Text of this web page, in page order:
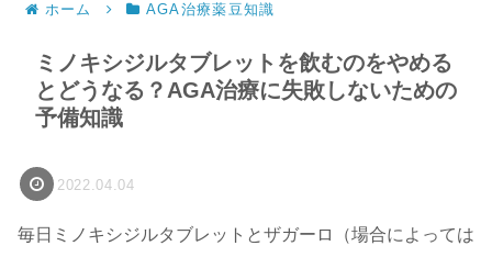
ホーム AGA治療薬豆知識
ミノキシジルタブレットを飲むのをやめる
とどうなる？AGA治療に失敗しないための
予備知識
2022.04.04
毎日ミノキシジルタブレットとザガーロ（場合によっては